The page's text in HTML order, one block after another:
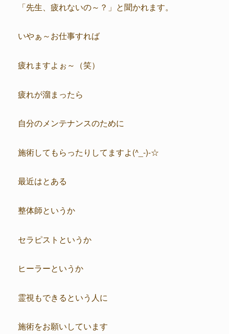
「先生、疲れないの～？」と聞かれます。
いやぁ～お仕事すれば
疲れますよぉ～（笑）
疲れが溜まったら
自分のメンテナンスのために
施術してもらったりしてますよ(^_-)-☆
最近はとある
整体師というか
セラピストというか
ヒーラーというか
霊視もできるという人に
施術をお願いしています